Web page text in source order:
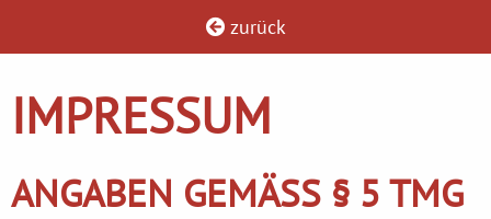
zurück
IMPRESSUM
ANGABEN GEMÄSS § 5 TMG